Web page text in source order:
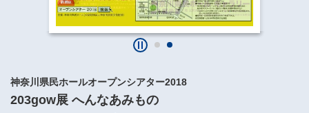
神奈川県民ホールオープンシアター2018
203gow展 へんなあみもの